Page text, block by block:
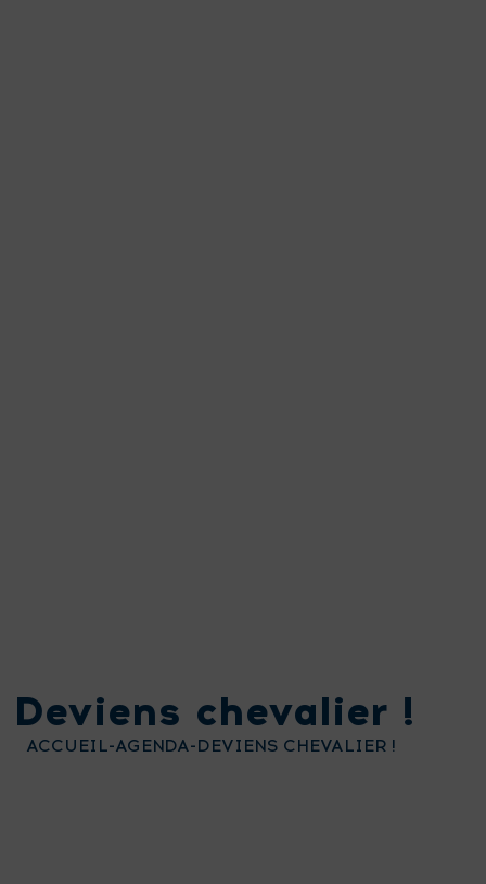
Deviens chevalier !
ACCUEIL-AGENDA-DEVIENS CHEVALIER !